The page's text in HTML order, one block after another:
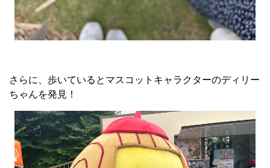
さらに、歩いているとマスコットキャラクターのディリー
ちゃんを発見！